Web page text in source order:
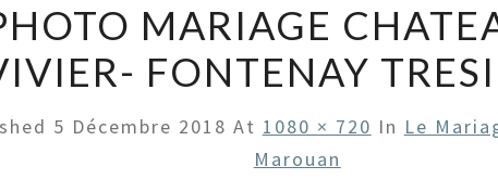
MARIAGE
FONTENAY
5 Décembre 2018 At 1080 × 720 In Le
Marouan